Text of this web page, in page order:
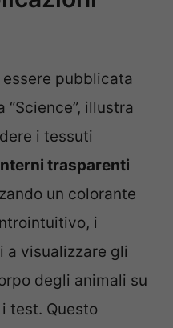
pubblicata
illustra
i tessuti
trasparenti
un colorante
i
a visualizzare gli
degli animali su
test. Questo